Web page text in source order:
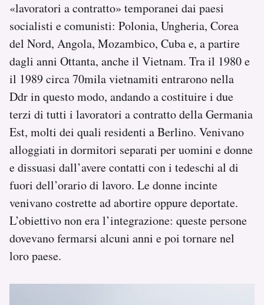
«lavoratori a contratto» temporanei dai paesi
socialisti e comunisti: Polonia, Ungheria, Corea
del Nord, Angola, Mozambico, Cuba e, a partire
dagli anni Ottanta, anche il Vietnam. Tra il 1980 e
il 1989 circa 70mila vietnamiti entrarono nella
Ddr in questo modo, andando a costituire i due
terzi di tutti i lavoratori a contratto della Germania
Est, molti dei quali residenti a Berlino. Venivano
alloggiati in dormitori separati per uomini e donne
e dissuasi dall’avere contatti con i tedeschi al di
fuori dell’orario di lavoro. Le donne incinte
venivano costrette ad abortire oppure deportate.
L’obiettivo non era l’integrazione: queste persone
dovevano fermarsi alcuni anni e poi tornare nel
loro paese.